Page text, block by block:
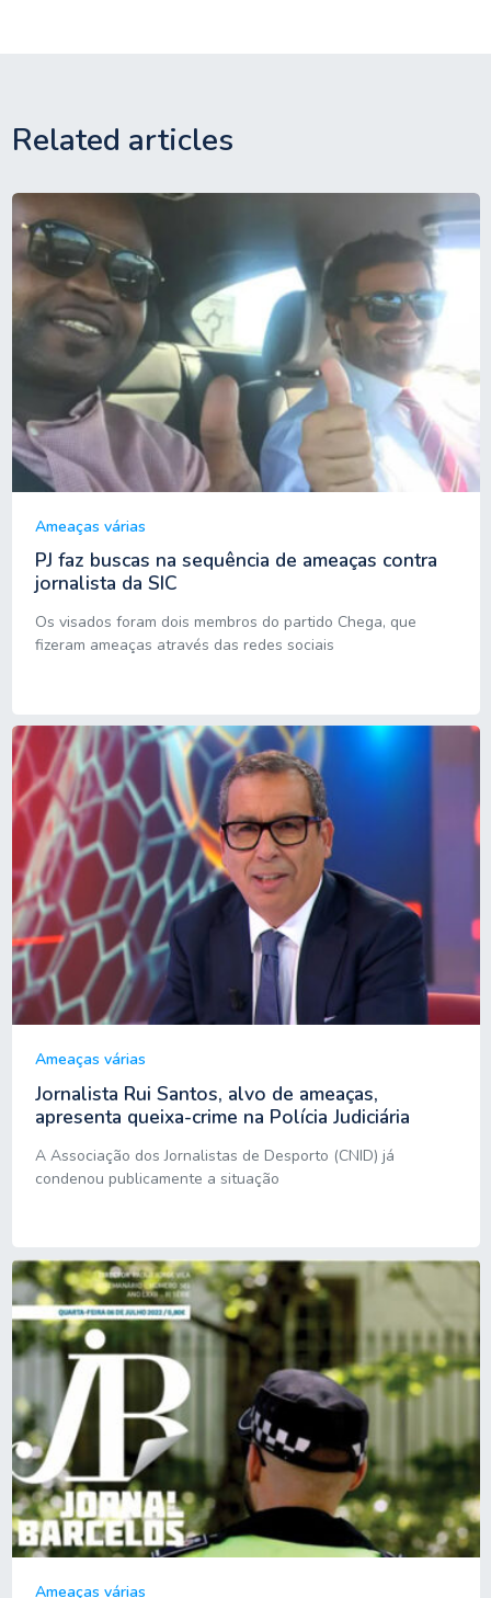
Related articles
Ameaças várias
PJ faz buscas na sequência de ameaças contra
jornalista da SIC
Os visados foram dois membros do partido Chega, que
fizeram ameaças através das redes sociais
Ameaças várias
Jornalista Rui Santos, alvo de ameaças,
apresenta queixa-crime na Polícia Judiciária
A Associação dos Jornalistas de Desporto (CNID) já
condenou publicamente a situação
Ameaças várias